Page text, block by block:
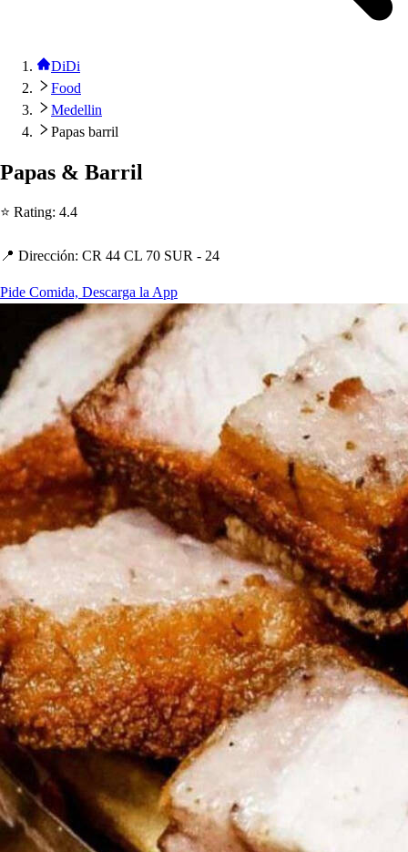
DiDi
Food
Medellin
Papas barril
Papas & Barril
⭐ Rating: 4.4
📍 Dirección: CR 44 CL 70 SUR - 24
Pide Comida, Descarga la App